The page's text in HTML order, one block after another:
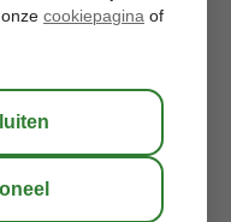
KLM, Brussels